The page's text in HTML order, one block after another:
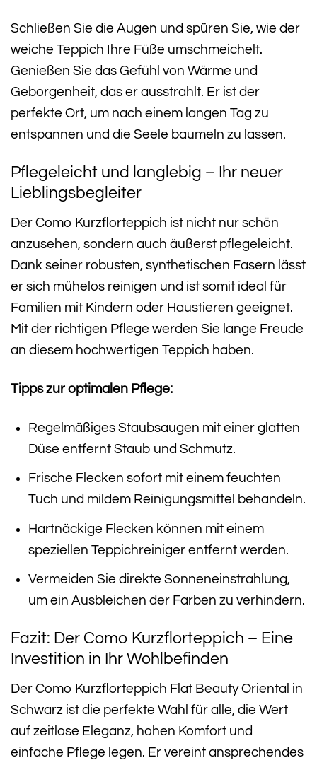
Schließen Sie die Augen und spüren Sie, wie der
weiche Teppich Ihre Füße umschmeichelt.
Genießen Sie das Gefühl von Wärme und
Geborgenheit, das er ausstrahlt. Er ist der
perfekte Ort, um nach einem langen Tag zu
entspannen und die Seele baumeln zu lassen.
Pflegeleicht und langlebig – Ihr neuer
Lieblingsbegleiter
Der Como Kurzflorteppich ist nicht nur schön
anzusehen, sondern auch äußerst pflegeleicht.
Dank seiner robusten, synthetischen Fasern lässt
er sich mühelos reinigen und ist somit ideal für
Familien mit Kindern oder Haustieren geeignet.
Mit der richtigen Pflege werden Sie lange Freude
an diesem hochwertigen Teppich haben.
Tipps zur optimalen Pflege:
Regelmäßiges Staubsaugen mit einer glatten
Düse entfernt Staub und Schmutz.
Frische Flecken sofort mit einem feuchten
Tuch und mildem Reinigungsmittel behandeln.
Hartnäckige Flecken können mit einem
speziellen Teppichreiniger entfernt werden.
Vermeiden Sie direkte Sonneneinstrahlung,
um ein Ausbleichen der Farben zu verhindern.
Fazit: Der Como Kurzflorteppich – Eine
Investition in Ihr Wohlbefinden
Der Como Kurzflorteppich Flat Beauty Oriental in
Schwarz ist die perfekte Wahl für alle, die Wert
auf zeitlose Eleganz, hohen Komfort und
einfache Pflege legen. Er vereint ansprechendes